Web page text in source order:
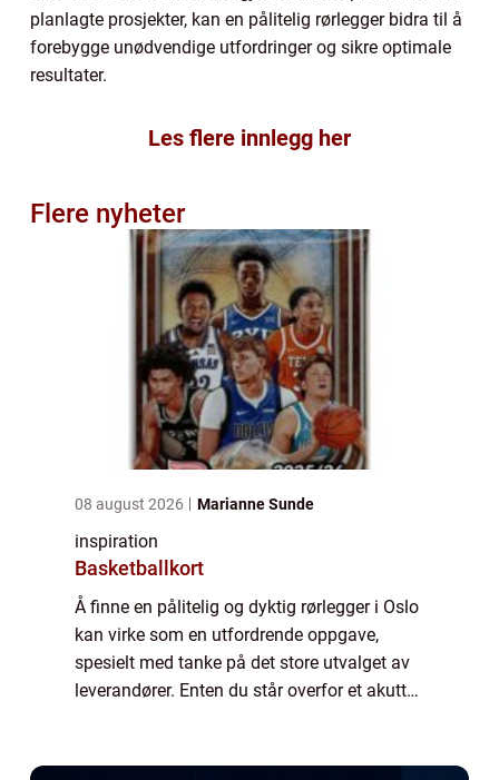
planlagte prosjekter, kan en pålitelig rørlegger bidra til å
forebygge unødvendige utfordringer og sikre optimale
resultater.
Les flere innlegg her
Flere nyheter
08 august 2026 Marianne Sunde
inspiration
Basketballkort
Å finne en pålitelig og dyktig rørlegger i Oslo
kan virke som en utfordrende oppgave,
spesielt med tanke på det store utvalget av
leverandører. Enten du står overfor et akutt